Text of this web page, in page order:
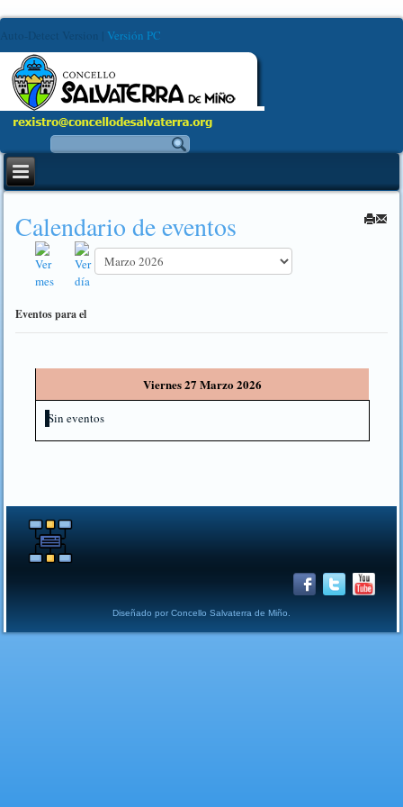
Auto-Detect Version Versión PC
Calendario de eventos
Eventos para el
Viernes 27 Marzo 2026
Sin eventos
Diseñado por Concello Salvaterra de Miño.